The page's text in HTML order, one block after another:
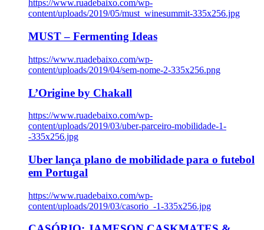
https://www.ruadebaixo.com/wp-
content/uploads/2019/05/must_winesummit-335x256.jpg
MUST – Fermenting Ideas
https://www.ruadebaixo.com/wp-
content/uploads/2019/04/sem-nome-2-335x256.png
L’Origine by Chakall
https://www.ruadebaixo.com/wp-
content/uploads/2019/03/uber-parceiro-mobilidade-1-
-335x256.jpg
Uber lança plano de mobilidade para o futebol
em Portugal
https://www.ruadebaixo.com/wp-
content/uploads/2019/03/casorio_-1-335x256.jpg